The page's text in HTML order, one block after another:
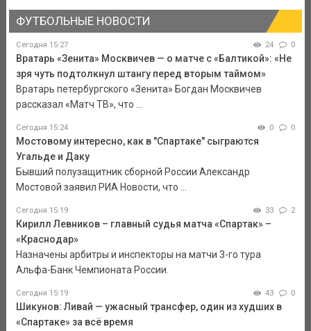
ФУТБОЛЬНЫЕ НОВОСТИ
Сегодня 15:27 24 0
Вратарь «Зенита» Москвичев — о матче с «Балтикой»: «Не
зря чуть подтолкнул штангу перед вторым таймом»
Вратарь петербургского «Зенита» Богдан Москвичев
рассказал «Матч ТВ», что ...
Сегодня 15:24 0 0
Мостовому интересно, как в "Спартаке" сыграются
Угальде и Даку
Бывший полузащитник сборной России Александр
Мостовой заявил РИА Новости, что ...
Сегодня 15:19 33 2
Кирилл Левников – главный судья матча «Спартак» –
«Краснодар»
Назначены арбитры и инспекторы на матчи 3-го тура
Альфа-Банк Чемпионата России.
Сегодня 15:19 43 0
Шикунов: Ливай — ужасный трансфер, один из худших в
«Спартаке» за всё время